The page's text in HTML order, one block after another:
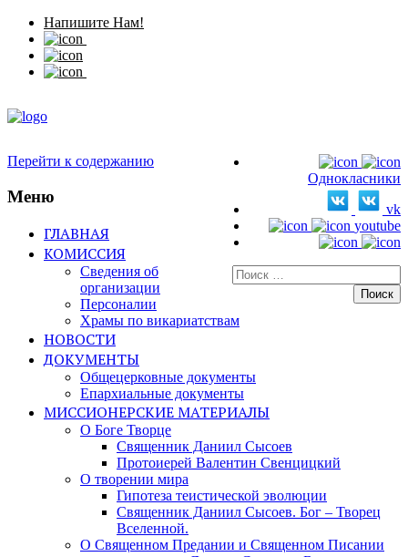
Напишите Нам!
Однокласники
vk
youtube
Искать:
Перейти к содержанию
Меню
ГЛАВНАЯ
КОМИССИЯ
Сведения об
организации
Персоналии
Храмы по викариатствам
НОВОСТИ
ДОКУМЕНТЫ
Общецерковные документы
Епархиальные документы
МИССИОНЕРСКИЕ МАТЕРИАЛЫ
О Боге Творце
Священник Даниил Сысоев
Протоиерей Валентин Свенцицкий
О творении мира
Гипотеза теистической эволюции
Священник Даниил Сысоев. Бог – Творец
Вселенной.
О Священном Предании и Священном Писании